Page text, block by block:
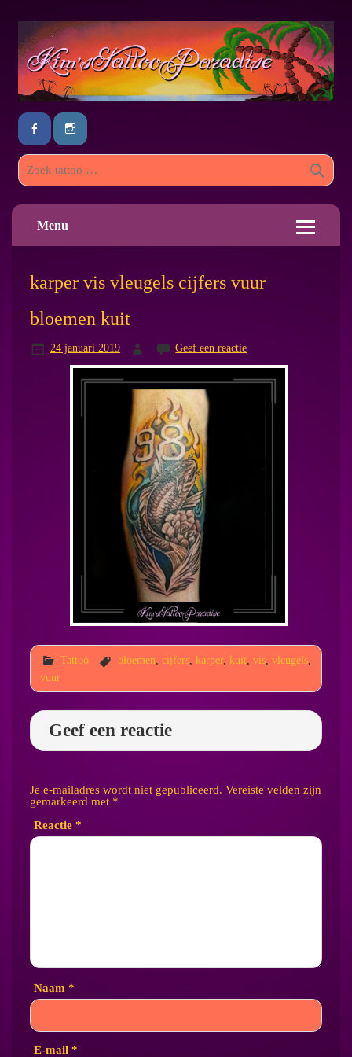
Menu
karper vis vleugels cijfers vuur
bloemen kuit
24 januari 2019 Geef een reactie
Tattoo bloemen cijfers, karper, kuit, vis, vleugels,
vuur
Geef een reactie
Je e-mailadres wordt niet gepubliceerd. Vereiste velden zijn
gemarkeerd met *
Reactie *
Naam *
E-mail *